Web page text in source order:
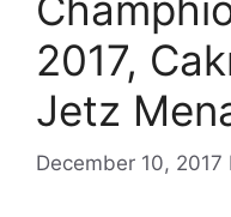
2017,
Jetz
December 10, 2017